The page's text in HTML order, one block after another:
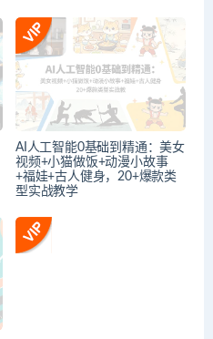
AI人工智能0基础到精通：美女
视频+小猫做饭+动漫小故事
+福娃+古人健身，20+爆款类
型实战教学